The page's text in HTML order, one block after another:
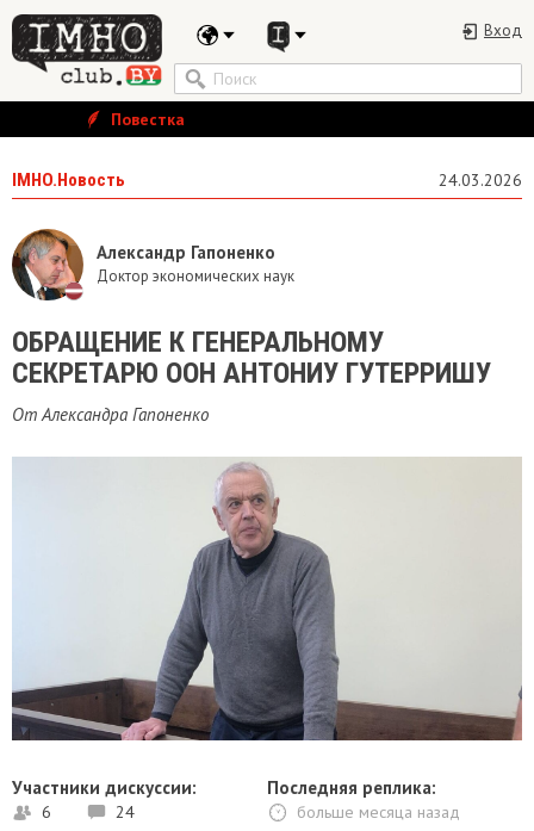
Вход
Повестка
IMHO.Новость 24.03.2026
Александр Гапоненко
Доктор экономических наук
ОБРАЩЕНИЕ К ГЕНЕРАЛЬНОМУ
СЕКРЕТАРЮ ООН АНТОНИУ ГУТЕРРИШУ
От Александра Гапоненко
Участники дискуссии:
6 24
Последняя реплика:
больше месяца назад